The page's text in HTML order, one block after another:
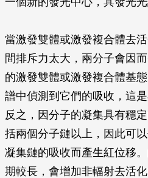
當激發雙體或激發複合體去
間排斥力太大，兩分子會因
的激發雙體或激發複合體基
譜中偵測到它們的吸收，這
反之，因分子的凝集具有穩
括兩個分子鏈以上，因此可
凝集鏈的吸收而產生紅位移
期較長，會增加非輻射去活